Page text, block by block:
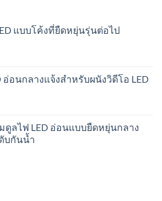
แบบโค้งที่ยืดหยุ่นรุ่นต่อไป
อ่อนกลางแจ้งสำหรับผนังวิดีโอ LED
มดูลไฟ LED อ่อนแบบยืดหยุ่นกลาง
บกันน้ำ